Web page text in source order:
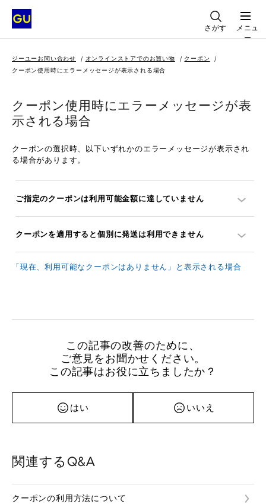
さがす
メニュ
ー
ジーユーお問い合わせ オンラインストアでのお買い物
クーポン
クーポン使用時にエラーメッセージが表示される場合
クーポン使用時にエラーメッセージが表
示される場合
クーポンの選択時、以下いずれかのエラーメッセージが表示され
る場合があります。
ご指定のクーポンは利用可能金額に達していません
クーポンを適用すると個別に発送は利用できません
「現在、利用可能なクーポンはありません」と表示される場合
この記事の改善のために、
ご意見をお聞かせください。
この記事はお役に立ちましたか？
はい いいえ
関連するQ&A
クーポンの利用方法について